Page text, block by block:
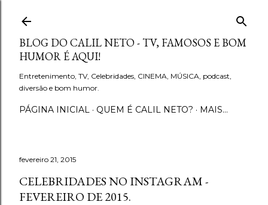
Pular para o conteúdo principal
BLOG DO CALIL NETO - TV, FAMOSOS E BOM
HUMOR É AQUI!
Entretenimento, TV, Celebridades, CINEMA, MÚSICA, podcast,
diversão e bom humor.
PÁGINA INICIAL QUEM É CALIL NETO? MAIS…
fevereiro 21, 2015
CELEBRIDADES NO INSTAGRAM -
FEVEREIRO DE 2015.